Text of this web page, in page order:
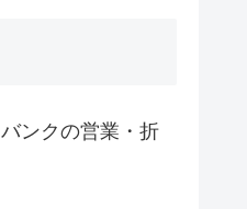
ンクの営業・折